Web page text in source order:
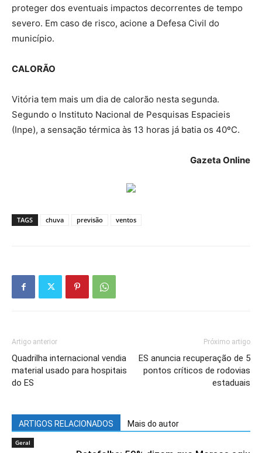
proteger dos eventuais impactos decorrentes de tempo
severo. Em caso de risco, acione a Defesa Civil do
município.
CALORÃO
Vitória tem mais um dia de calorão nesta segunda.
Segundo o Instituto Nacional de Pesquisas Espacieis
(Inpe), a sensação térmica às 13 horas já batia os 40ºC.
Gazeta Online
TAGS chuva previsão ventos
Artigo anterior
Quadrilha internacional vendia
material usado para hospitais
do ES
Próximo artigo
ES anuncia recuperação de 5
pontos críticos de rodovias
estaduais
ARTIGOS RELACIONADOS Mais do autor
Geral